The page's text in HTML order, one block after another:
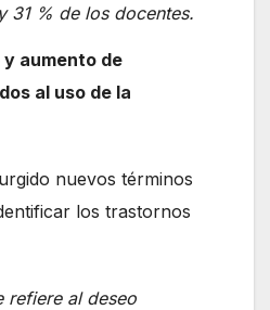
31 % de los docentes.
aumento de
al uso de la
nuevos términos
los trastornos
refiere al deseo